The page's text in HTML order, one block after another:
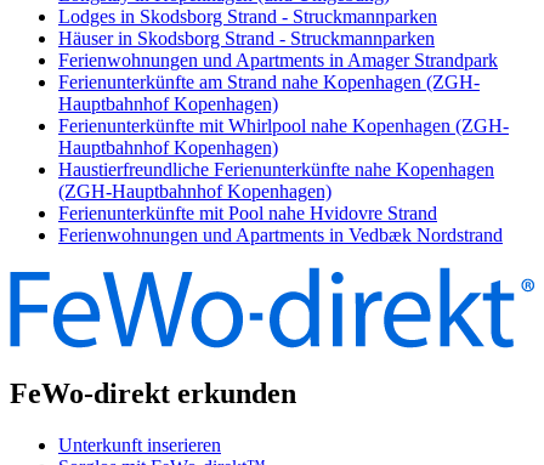
Lodges in Skodsborg Strand - Struckmannparken
Häuser in Skodsborg Strand - Struckmannparken
Ferienwohnungen und Apartments in Amager Strandpark
Ferienunterkünfte am Strand nahe Kopenhagen (ZGH-
Hauptbahnhof Kopenhagen)
Ferienunterkünfte mit Whirlpool nahe Kopenhagen (ZGH-
Hauptbahnhof Kopenhagen)
Haustierfreundliche Ferienunterkünfte nahe Kopenhagen
(ZGH-Hauptbahnhof Kopenhagen)
Ferienunterkünfte mit Pool nahe Hvidovre Strand
Ferienwohnungen und Apartments in Vedbæk Nordstrand
FeWo-direkt erkunden
Unterkunft inserieren